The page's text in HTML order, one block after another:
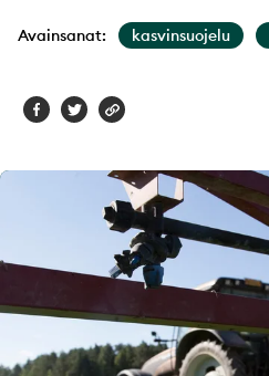
Avainsanat: kasvinsuojelu